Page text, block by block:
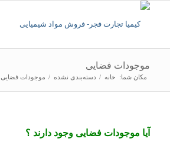
موجودات فضایی
مکان شما: خانه / دسته‌بندی نشده / موجودات فضایی
آیا موجودات فضایی وجود دارند ؟